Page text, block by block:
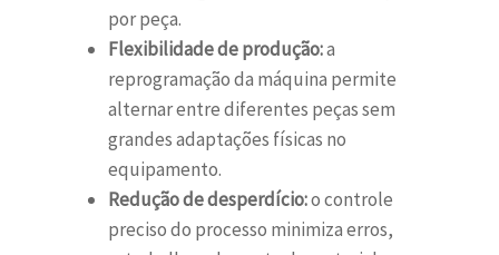
por peça.
Flexibilidade de produção:a
reprogramação da máquina permite
alternar entre diferentes peças sem
grandes adaptações físicas no
equipamento.
Redução de desperdício:o controle
preciso do processo minimiza erros,